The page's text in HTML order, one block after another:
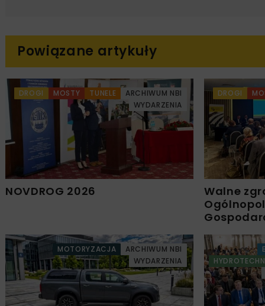
Powiązane artykuły
DROGI MOSTY TUNELE
ARCHIWUM NBI
WYDARZENIA
NOVDROG 2026
DROGI
Walne
MOTORYZACJA
ARCHIWUM NBI
WYDARZENIA